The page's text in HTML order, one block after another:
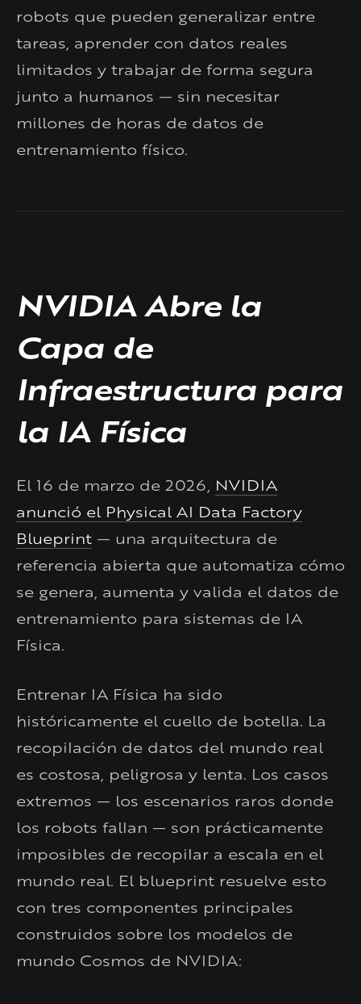
robots que pueden generalizar entre
tareas, aprender con datos reales
limitados y trabajar de forma segura
junto a humanos — sin necesitar
millones de horas de datos de
entrenamiento físico.
NVIDIA Abre la
Capa de
Infraestructura para
la IA Física
El 16 de marzo de 2026, NVIDIA
anunció el Physical AI Data Factory
Blueprint — una arquitectura de
referencia abierta que automatiza cómo
se genera, aumenta y valida el datos de
entrenamiento para sistemas de IA
Física.
Entrenar IA Física ha sido
históricamente el cuello de botella. La
recopilación de datos del mundo real
es costosa, peligrosa y lenta. Los casos
extremos — los escenarios raros donde
los robots fallan — son prácticamente
imposibles de recopilar a escala en el
mundo real. El blueprint resuelve esto
con tres componentes principales
construidos sobre los modelos de
mundo Cosmos de NVIDIA: